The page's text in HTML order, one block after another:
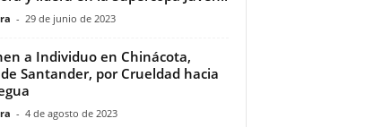
- 29 de junio de 2023
a Individuo en Chinácota,
Santander, por Crueldad hacia
- 4 de agosto de 2023